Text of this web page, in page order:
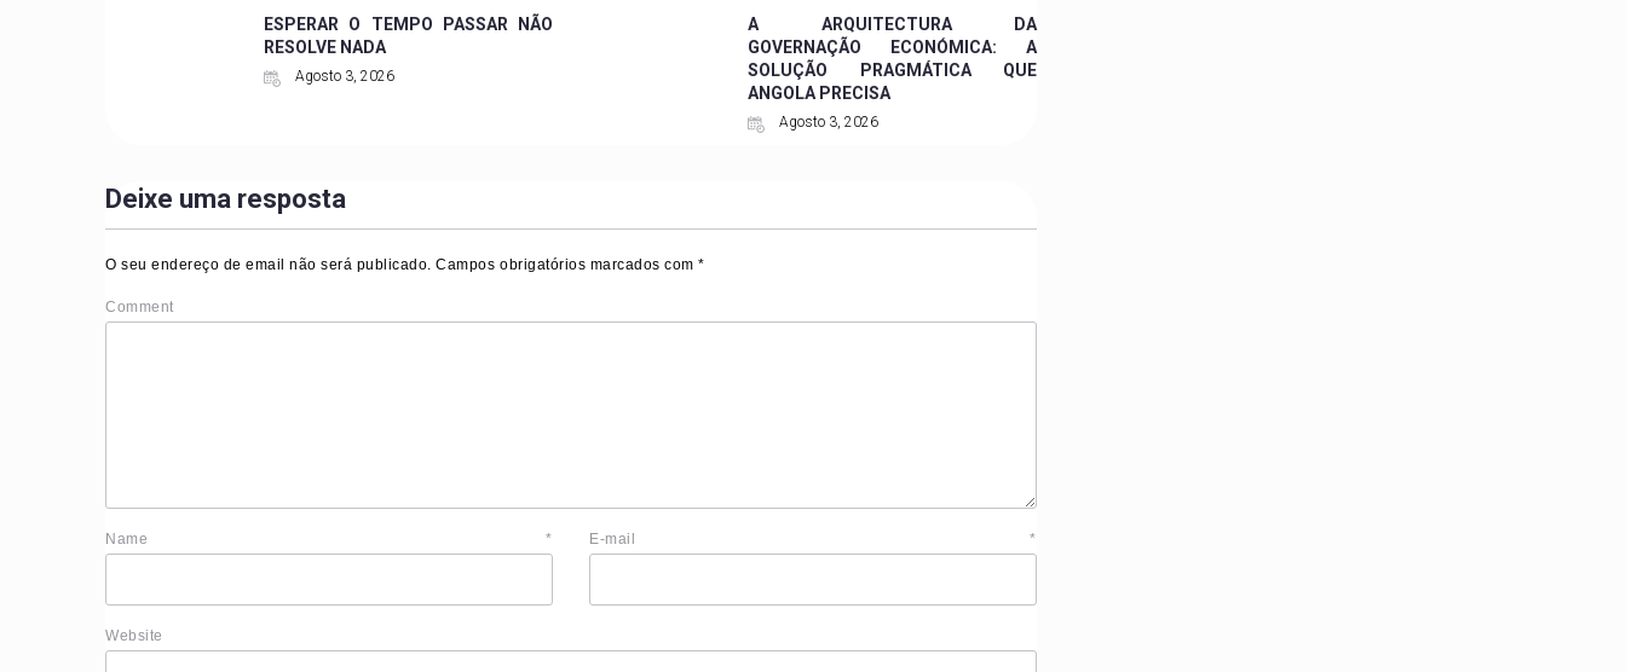
ESPERAR O TEMPO PASSAR NÃO
RESOLVE NADA
Agosto 3, 2026
A ARQUITECTURA DA
GOVERNAÇÃO ECONÓMICA: A
SOLUÇÃO PRAGMÁTICA QUE
ANGOLA PRECISA
Agosto 3, 2026
Deixe uma resposta
O seu endereço de email não será publicado. Campos obrigatórios marcados com*
Comment
Name* E-mail*
Website